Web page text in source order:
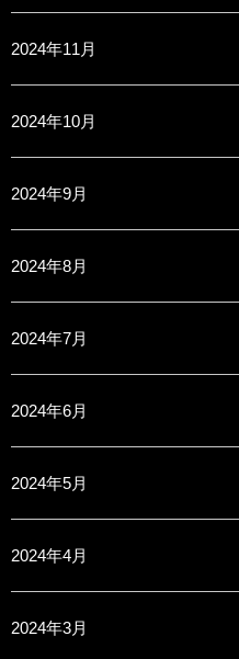
2024年11月
2024年10月
2024年9月
2024年8月
2024年7月
2024年6月
2024年5月
2024年4月
2024年3月